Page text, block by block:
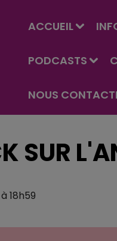
ACCUEIL
PODCASTS
NOUS
SUR
18h59